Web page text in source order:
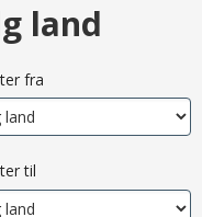
land
fra
til